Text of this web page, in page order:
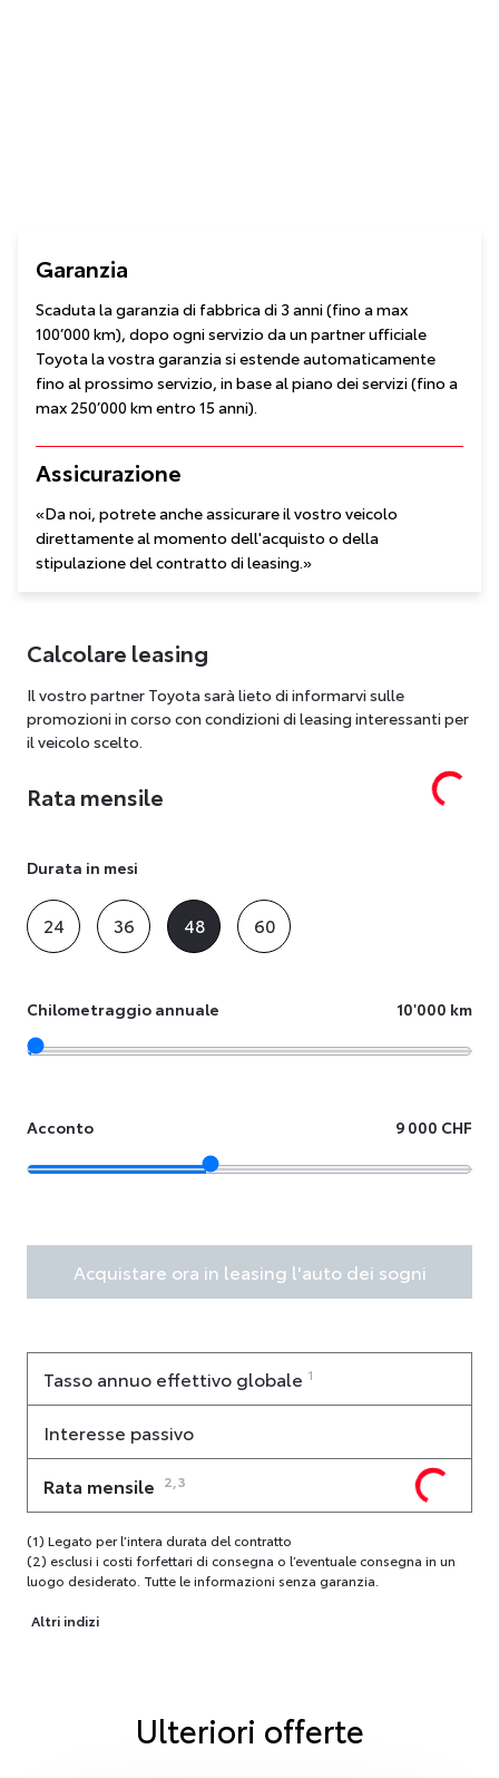
Garanzia
Scaduta la garanzia di fabbrica di 3 anni (fino a max
100’000 km), dopo ogni servizio da un partner ufficiale
Toyota la vostra garanzia si estende automaticamente
fino al prossimo servizio, in base al piano dei servizi (fino a
max 250’000 km entro 15 anni).
Assicurazione
«Da noi, potrete anche assicurare il vostro veicolo
direttamente al momento dell'acquisto o della
stipulazione del contratto di leasing.»
Calcolare leasing
Il vostro partner Toyota sarà lieto di informarvi sulle
promozioni in corso con condizioni di leasing interessanti per
il veicolo scelto.
Rata mensile
Durata in mesi
24 36 48 60
Chilometraggio annuale 10'000 km
Acconto 9 000 CHF
Acquistare ora in leasing l'auto dei sogni
Tasso annuo effettivo globale 1
Interesse passivo
Rata mensile 2,3
(1) Legato per l’intera durata del contratto
(2) esclusi i costi forfettari di consegna o l’eventuale consegna in un
luogo desiderato. Tutte le informazioni senza garanzia.
Altri indizi
Ulteriori offerte